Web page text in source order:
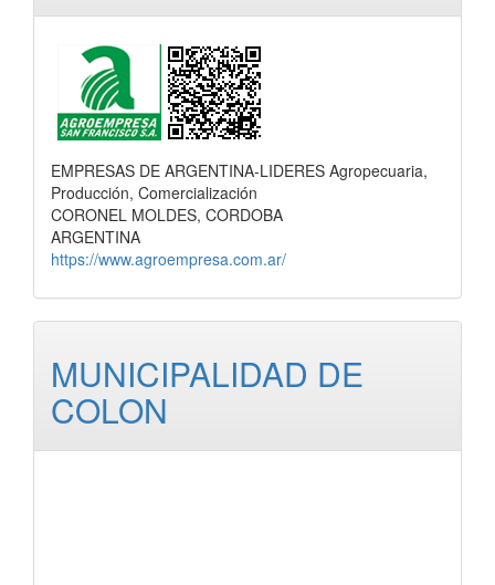
EMPRESAS DE ARGENTINA-LIDERES Agropecuaria,
Producción, Comercialización
CORONEL MOLDES, CORDOBA
ARGENTINA
https://www.agroempresa.com.ar/
MUNICIPALIDAD DE
COLON